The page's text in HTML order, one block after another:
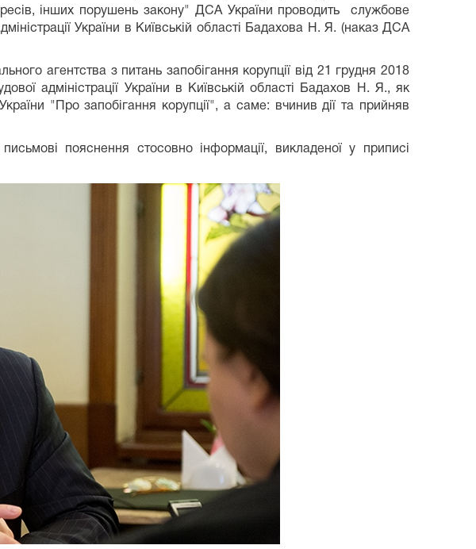
інших порушень закону" ДСА України проводить службове
України в Київській області Бадахова Н. Я. (наказ ДСА
агентства з питань запобігання корупції від 21 грудня 2018
адміністрації України в Київській області Бадахов Н. Я., як
"Про запобігання корупції", а саме: вчинив дії та прийняв
пояснення стосовно інформації, викладеної у приписі